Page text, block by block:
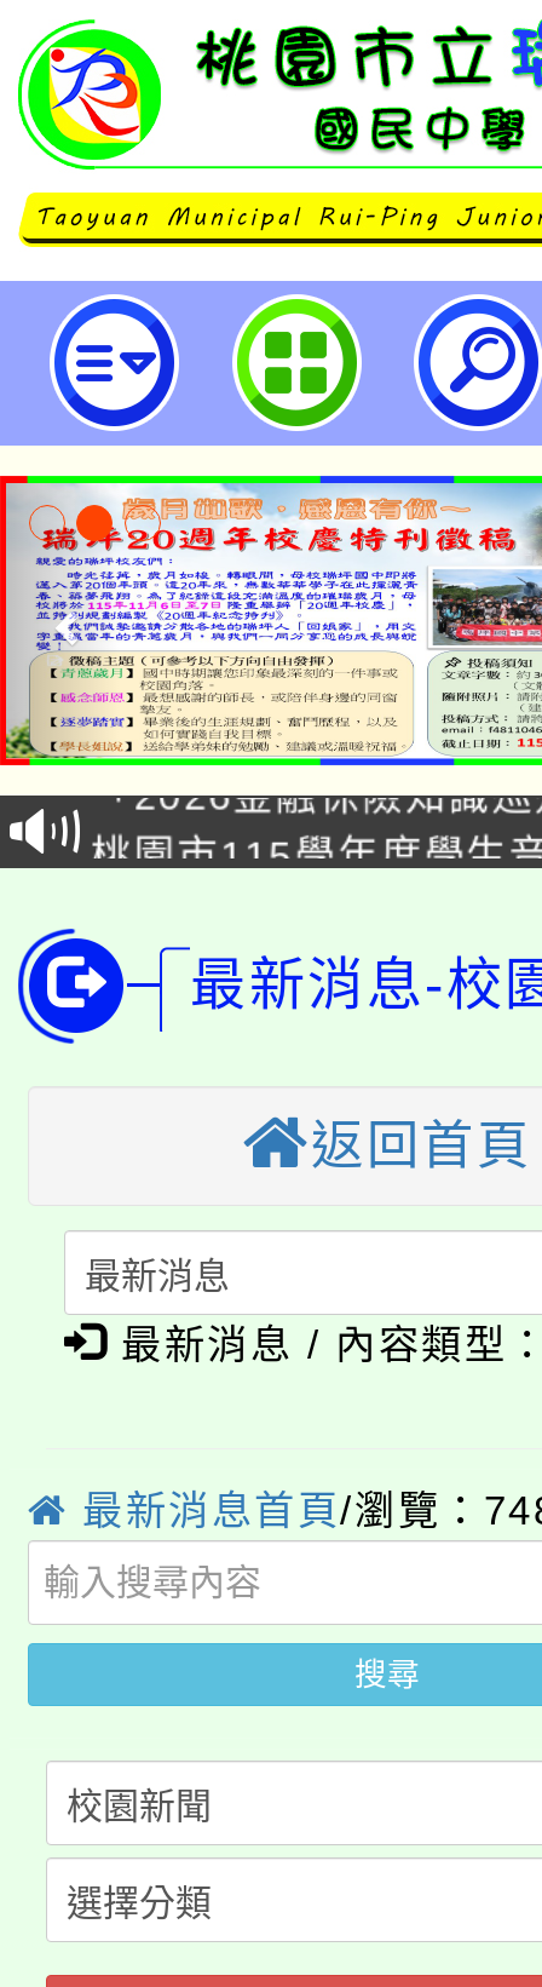
臺灣師範大學辦理「112-1自然科
材教法及命題系列工作坊」-桃園
公告本校115學年度第
代理(課)教師甄選結果(
「2026金融保險知識
車」活動
桃園市115學年度學生
代理(課)教師甄選結果(
公告本校115學年度第
代理(課)教師甄選結果(
轉知中國文化大學推廣
《TA101》溝通分析基
程，歡迎學生輔導中心
心理、諮商輔導、社會
系所師生報名參加。
轉知苗栗縣政府辦理
縣市「校園短影音徵
門員」簡章及活動海報
踴躍報名參加。
桃園市115學年度學生
要點
「桃園市補助參觀特色
展演活動實施計畫」
115年度「教育部表揚
義教育推展貢獻獎」
公告本校115學年度第
生本土語及新住民語歌
公告本校115學年度第
代理(課)教師甄選結果(
公告本校115學年度第
代理(課)教師甄選結果(
轉知中國文化大學推廣
《TA101》溝通分析基
程，歡迎學生輔導中心
心理、諮商輔導、社會
系所師生報名參加。
轉知苗栗縣政府辦理
縣市「校園短影音徵選
門員」簡章及活動海報
踴躍報名參加。
要點
「桃園市補助參觀特色
展演活動實施計畫」
115年度「教育部表揚
義教育推展貢獻獎」
最新消息-校
返回首頁
最新消息 / 內容類型
最新消息首頁/瀏覽：
搜尋